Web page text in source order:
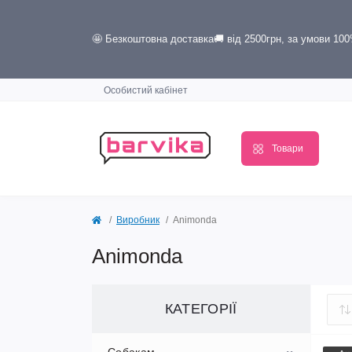
🤩 Безкоштовна доставка🚚 від 2500грн, за умови
Особистий кабінет
Товари
Виробник Animonda
Animonda
КАТЕГОРІЇ